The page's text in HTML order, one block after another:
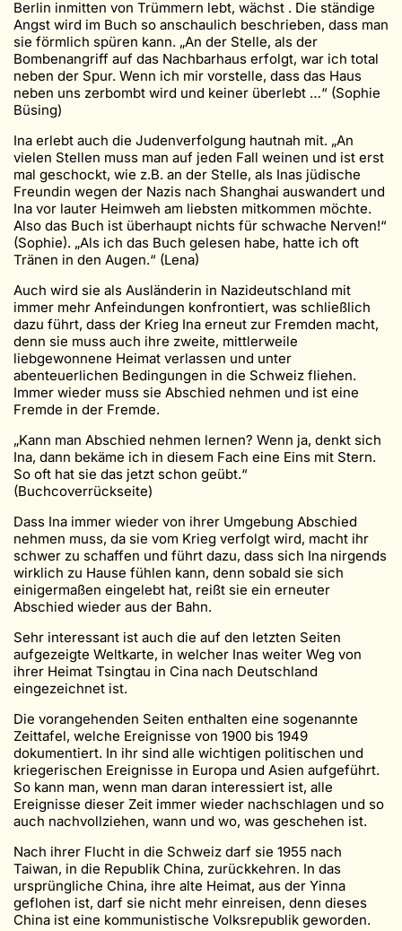
Berlin inmitten von Trümmern lebt, wächst . Die ständige
Angst wird im Buch so anschaulich beschrieben, dass man
sie förmlich spüren kann. „An der Stelle, als der
Bombenangriff auf das Nachbarhaus erfolgt, war ich total
neben der Spur. Wenn ich mir vorstelle, dass das Haus
neben uns zerbombt wird und keiner überlebt …“ (Sophie
Büsing)
Ina erlebt auch die Judenverfolgung hautnah mit. „An
vielen Stellen muss man auf jeden Fall weinen und ist erst
mal geschockt, wie z.B. an der Stelle, als Inas jüdische
Freundin wegen der Nazis nach Shanghai auswandert und
Ina vor lauter Heimweh am liebsten mitkommen möchte.
Also das Buch ist überhaupt nichts für schwache Nerven!“
(Sophie). „Als ich das Buch gelesen habe, hatte ich oft
Tränen in den Augen.“ (Lena)
Auch wird sie als Ausländerin in Nazideutschland mit
immer mehr Anfeindungen konfrontiert, was schließlich
dazu führt, dass der Krieg Ina erneut zur Fremden macht,
denn sie muss auch ihre zweite, mittlerweile
liebgewonnene Heimat verlassen und unter
abenteuerlichen Bedingungen in die Schweiz fliehen.
Immer wieder muss sie Abschied nehmen und ist eine
Fremde in der Fremde.
„Kann man Abschied nehmen lernen? Wenn ja, denkt sich
Ina, dann bekäme ich in diesem Fach eine Eins mit Stern.
So oft hat sie das jetzt schon geübt.“
(Buchcoverrückseite)
Dass Ina immer wieder von ihrer Umgebung Abschied
nehmen muss, da sie vom Krieg verfolgt wird, macht ihr
schwer zu schaffen und führt dazu, dass sich Ina nirgends
wirklich zu Hause fühlen kann, denn sobald sie sich
einigermaßen eingelebt hat, reißt sie ein erneuter
Abschied wieder aus der Bahn.
Sehr interessant ist auch die auf den letzten Seiten
aufgezeigte Weltkarte, in welcher Inas weiter Weg von
ihrer Heimat Tsingtau in Cina nach Deutschland
eingezeichnet ist.
Die vorangehenden Seiten enthalten eine sogenannte
Zeittafel, welche Ereignisse von 1900 bis 1949
dokumentiert. In ihr sind alle wichtigen politischen und
kriegerischen Ereignisse in Europa und Asien aufgeführt.
So kann man, wenn man daran interessiert ist, alle
Ereignisse dieser Zeit immer wieder nachschlagen und so
auch nachvollziehen, wann und wo, was geschehen ist.
Nach ihrer Flucht in die Schweiz darf sie 1955 nach
Taiwan, in die Republik China, zurückkehren. In das
ursprüngliche China, ihre alte Heimat, aus der Yinna
geflohen ist, darf sie nicht mehr einreisen, denn dieses
China ist eine kommunistische Volksrepublik geworden.